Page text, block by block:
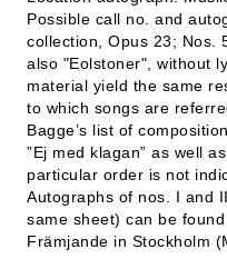
Possible call no. and
collection, Opus 23; Nos.
also "Eolstoner", without
material yield the same
to which songs are
Bagge’s list of
”Ej med klagan” as well
particular order is not
Autographs of nos. I and
same sheet) can be
Främjande in Stockholm